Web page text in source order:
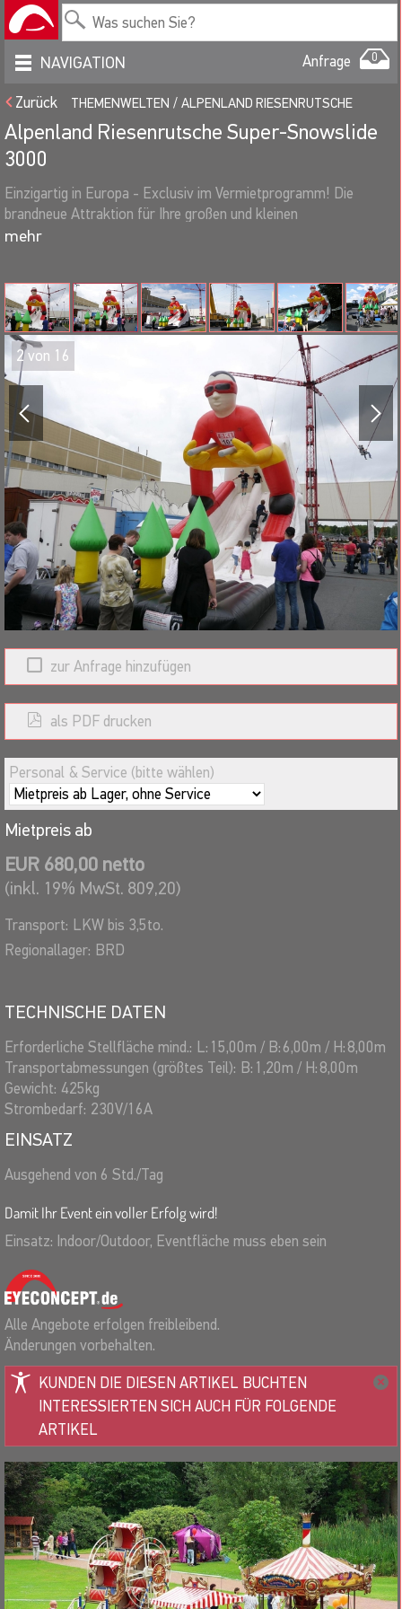
NAVIGATION Anfrage 0
Zurück THEMENWELTEN ALPENLAND RIESENRUTSCHE
Alpenland Riesenrutsche Super-Snowslide
3000
Einzigartig in Europa - Exclusiv im Vermietprogramm! Die
brandneue Attraktion für Ihre großen und kleinen
Veranstaltungsbesucher. Die Alpenland-Riesenrutsche Super-
Einsatzmöglichkeiten:
Als Riesendisplay und weithin sichtbarer Werbeträger
für Ihr Unternehmen,
Als Spiel- und Spaßparcour nutzbar für Ihre kleinen
Werbeflächen optional:
Die Startnummer des Riesen-Skifahrers kann
gebrandet werden mit Ihrem Logo,
Einsteckabmessungen 66 x 66cm!
Betriebssicherheit
Der Aufbau/Betrieb ist auf jeder sauberen, ebenen, tragfähigen
Grundfläche möglich,(nicht jedoch am Hang, auf Schotter, auf
scharfkantigen oder spitzen Steinen.Es dürfen keine
vorhanden sein). Zum Auf- und Abbau sind 3 örtliche Helfer vom
Veranstalter zu stellen.
2von 16
zur Anfrage hinzufügen
als PDF drucken
Personal & Service (bitte wählen)
Mietpreis ab
EUR 680,00 netto
(inkl. 19% MwSt. 809,20)
Transport: LKW bis 3,5to.
Regionallager: BRD
TECHNISCHE DATEN
Erforderliche Stellfläche mind.: L: 15,00m / B:6,00m / H:8,00m
Transportabmessungen (größtes Teil): B: 1,20m / H:8,00m
Gewicht: 425kg
Strombedarf: 230V/16A
EINSATZ
Ausgehend von 6 Std./Tag
Damit Ihr Event ein voller Erfolg wird!
Einsatz: Indoor/Outdoor, Eventfläche muss eben sein
Alle Angebote erfolgen freibleibend.
Änderungen vorbehalten.
KUNDEN DIE DIESEN ARTIKEL BUCHTEN
INTERESSIERTEN SICH AUCH FÜR FOLGENDE
ARTIKEL